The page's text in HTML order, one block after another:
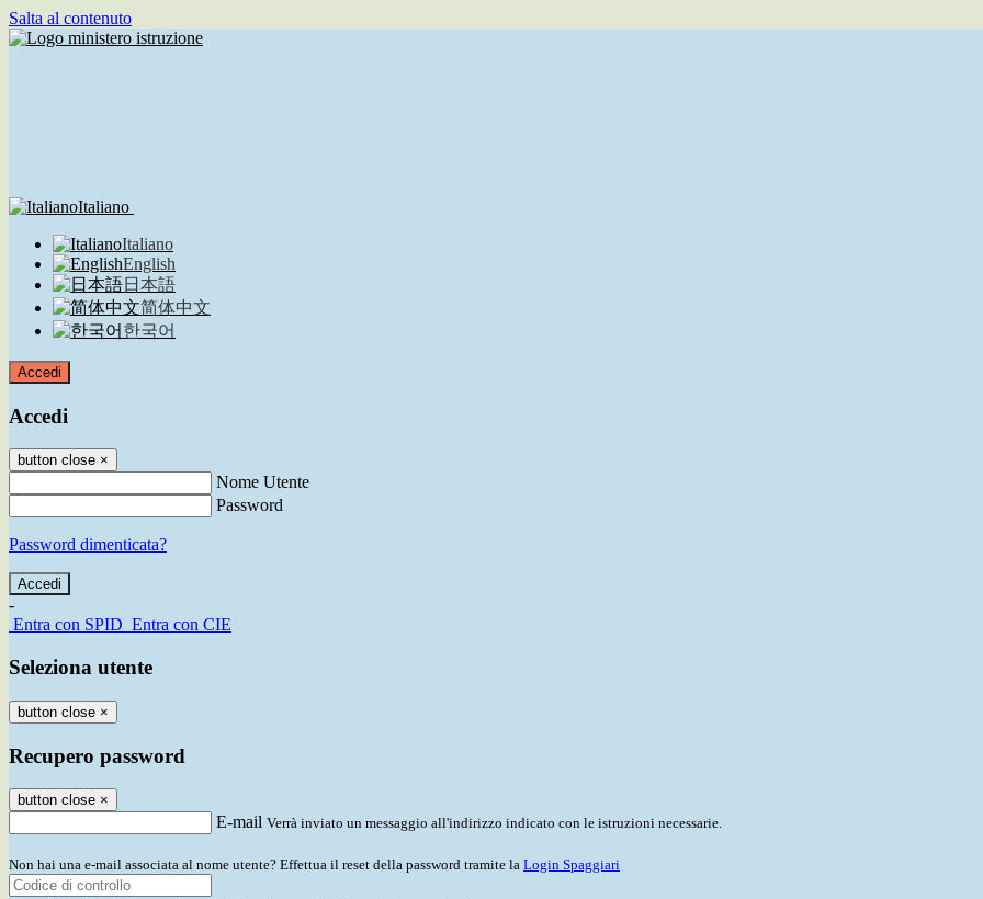
Salta al contenuto
Italiano
Italiano
English
日本語
简体中文
한국어
Accedi
Accedi
button close ×
Nome Utente
Password
Password dimenticata?
-
Entra con SPID Entra con CIE
Seleziona utente
button close ×
Recupero password
button close ×
E-mail Verrà inviato un messaggio all'indirizzo indicato con le istruzioni necessarie.
Non hai una e-mail associata al nome utente? Effettua il reset della password tramite la Login Spaggiari